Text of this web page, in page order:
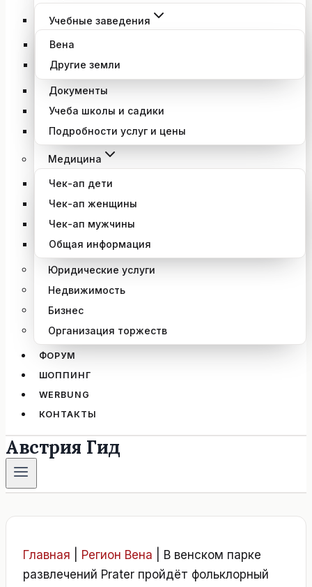
Учебные заведения
Вена
Другие земли
Документы
Учеба школы и садики
Подробности услуг и цены
Медицина
Чек-ап дети
Чек-ап женщины
Чек-ап мужчины
Общая информация
Юридические услуги
Недвижимость
Бизнес
Организация торжеств
ФОРУМ
ШОППИНГ
WERBUNG
КОНТАКТЫ
Австрия Гид
Главная Регион Вена
В венском парке
развлечений Prater пройдёт фольклорный